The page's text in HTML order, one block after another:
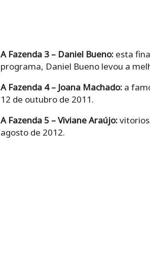
A Fazenda 3 – Daniel Bueno:esta
programa, Daniel Bueno levou a
A Fazenda 4 – Joana Machado:a
12 de outubro de 2011.
A Fazenda 5 – Viviane Araújo:
agosto de 2012.